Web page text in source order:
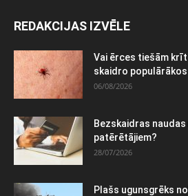
REDAKCIJAS IZVĒLE
Vai ērces tiešām
skaidro
06/08/2026
Bezskaidras
patērētājiem?
28/07/2026
Plašs ugunsgrēks